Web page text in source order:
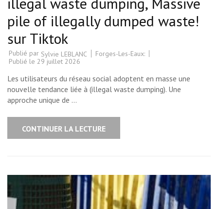
pile of illegally dumped waste!
sur Tiktok
Publié par Sylvie LEBLANC
Forges-Les-Eaux:
Publié le 29 juillet 2026
Les utilisateurs du réseau social adoptent en masse une
nouvelle tendance liée à (illegal waste dumping). Une
approche unique de …
CONTINUER LA LECTURE